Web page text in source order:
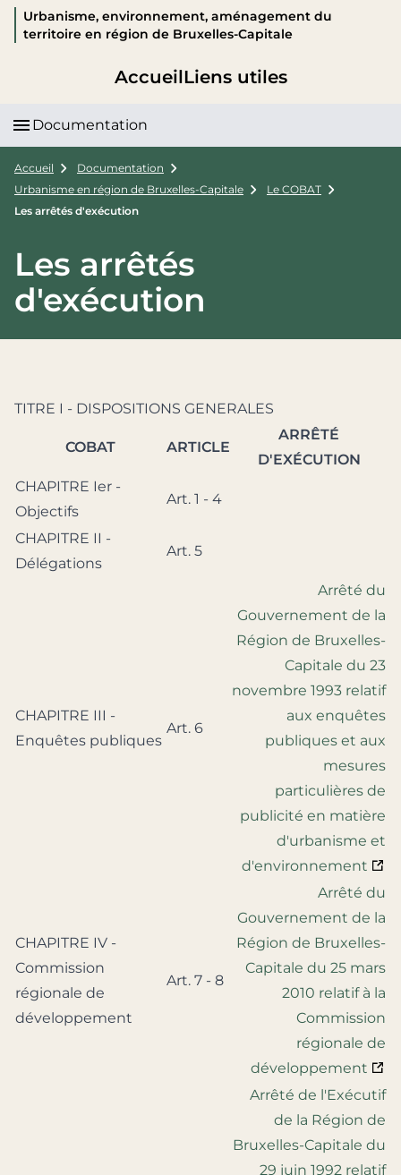
Urbanisme, environnement, aménagement du
territoire en région de Bruxelles-Capitale
AccueilLiens utiles
Documentation
Accueil
Documentation
Urbanisme en région de Bruxelles-Capitale
Le COBAT
Les arrêtés d'exécution
Les arrêtés
d'exécution
TITRE I - DISPOSITIONS GENERALES
COBAT ARTICLE
ARRÊTÉ
D'EXÉCUTION
CHAPITRE Ier -
Objectifs
Art. 1 - 4
CHAPITRE II -
Délégations
Art. 5
CHAPITRE III -
Enquêtes publiques
Art. 6
Arrêté du
Gouvernement de la
Région de Bruxelles-
Capitale du 23
novembre 1993 relatif
aux enquêtes
publiques et aux
mesures
particulières de
publicité en matière
d'urbanisme et
d'environnement
CHAPITRE IV -
Commission
régionale de
développement
Art. 7 - 8
Arrêté du
Gouvernement de la
Région de Bruxelles-
Capitale du 25 mars
2010 relatif à la
Commission
régionale de
développement
Arrêté de l'Exécutif
de la Région de
Bruxelles-Capitale du
29 juin 1992 relatif